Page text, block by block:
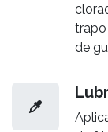
trapo
de